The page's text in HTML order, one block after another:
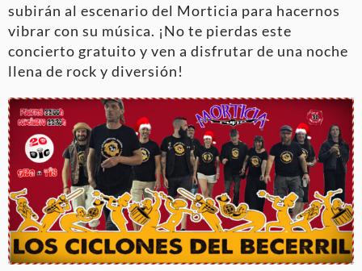
subirán al escenario del Morticia para hacernos
vibrar con su música. ¡No te pierdas este
concierto gratuito y ven a disfrutar de una noche
llena de rock y diversión!